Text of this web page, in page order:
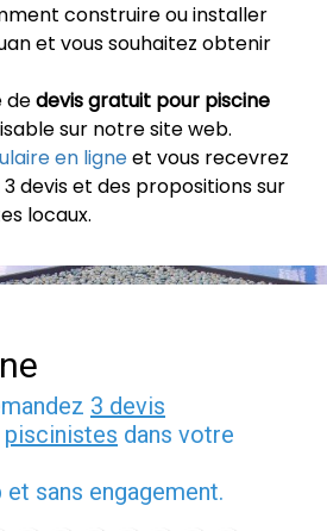
construire ou installer
et vous souhaitez obtenir
dedevis gratuit pour piscine
sur notre site web.
en ligneet vous recevrez
devis et des propositions sur
locaux.
3 devis
piscinistes dans votre
et sans engagement.